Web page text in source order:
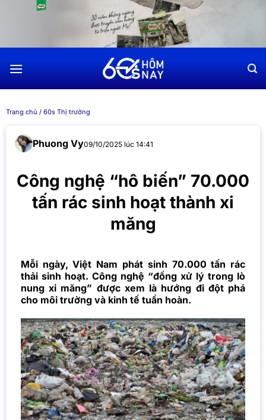
dung
Trang chủ / 60s Thị trường
Phuong Vy09/10/2025 lúc 14:41
Công nghệ “hô biến” 70.000
tấn rác sinh hoạt thành xi
măng
Mỗi ngày, Việt Nam phát sinh 70.000 tấn rác
thải sinh hoạt. Công nghệ “đồng xử lý trong lò
nung xi măng” được xem là hướng đi đột phá
cho môi trường và kinh tế tuần hoàn.